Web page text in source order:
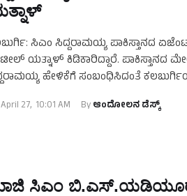
ಸಿಎಂ ಸಿದ್ದರಾಮಯ್ಯ ಪಾಕಿಸ್ತಾನದ
ಯತ್ನಾಳ್‌ ಕಿಡಿಕಾರಿದ್ದಾರೆ. ಪಾಕಿಸ್ತಾನದ
ಹೇಳಿಕೆಗೆ ಸಂಬಂಧಿಸಿದಂತೆ
April 27, 10:01 AM By ಆಂದೋಲನ ಡೆಸ್ಕ್
ಸಿಎಂ